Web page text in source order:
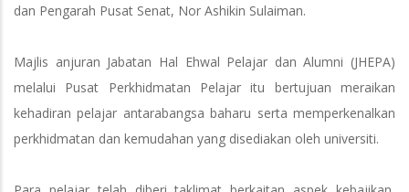
dan Pengarah Pusat Senat, Nor Ashikin Sulaiman.
Majlis anjuran Jabatan Hal Ehwal Pelajar dan Alumni (JHEPA)
melalui Pusat Perkhidmatan Pelajar itu bertujuan meraikan
kehadiran pelajar antarabangsa baharu serta memperkenalkan
perkhidmatan dan kemudahan yang disediakan oleh universiti.